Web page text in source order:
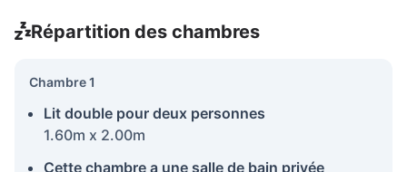
Répartition des chambres
Chambre 1
Lit double pour deux personnes
1.60m x 2.00m
Cette chambre a une salle de bain privée